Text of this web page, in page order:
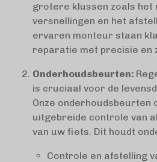
grotere klussen zoals het
versnellingen en het
ervaren monteur staan
reparatie met precisie en
Onderhoudsbeurten:
is cruciaal voor de
Onze onderhoudsbeurten
uitgebreide controle van
van uw fiets. Dit houdt
Controle en afstelling